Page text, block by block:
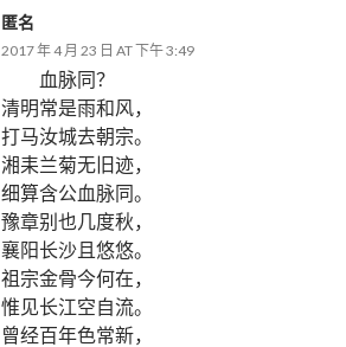
匿名
2017 年 4 月 23 日 AT 下午 3:49
血脉同？
清明常是雨和风，
打马汝城去朝宗。
湘耒兰菊无旧迹，
细算含公血脉同。
豫章别也几度秋，
襄阳长沙且悠悠。
祖宗金骨今何在，
惟见长江空自流。
曾经百年色常新，